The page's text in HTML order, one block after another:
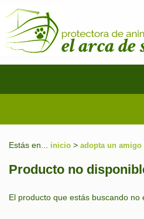
Estás en... inicio > adopta un amigo
Producto no
El producto que estás buscando